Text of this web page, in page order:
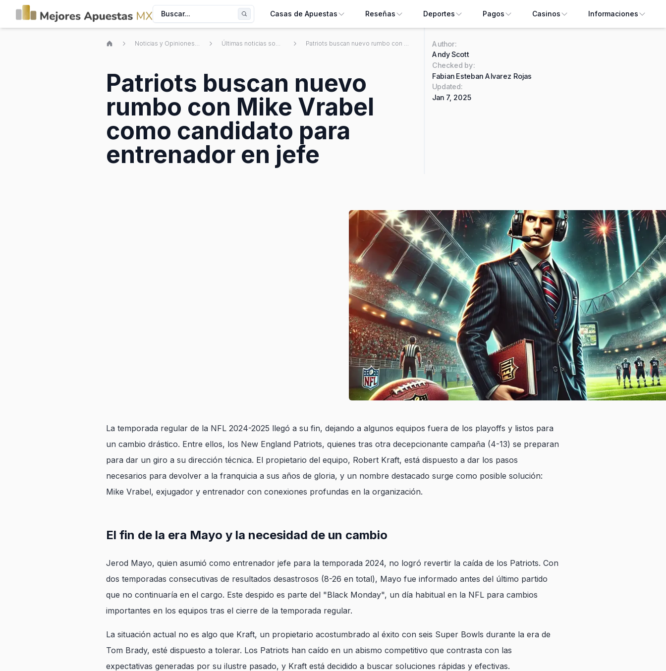
Buscar... Casas de Apuestas Reseñas Deportes Pagos Casinos Informaciones
Noticias y Opiniones de Apuestas Deportivas Mexicanas Últimas noticias sobre apuestas deportivas mexicanas Patriots buscan nuevo rumbo con Mike Vrabel como candidato para entrenador en jefe
Patriots buscan nuevo
rumbo con Mike Vrabel
como candidato para
entrenador en jefe
Author:
Andy Scott
Checked by:
Fabian Esteban Alvarez Rojas
Updated:
Jan 7, 2025
La temporada regular de la NFL 2024-2025 llegó a su fin, dejando a algunos equipos fuera de los playoffs y listos para
un cambio drástico. Entre ellos, los New England Patriots, quienes tras otra decepcionante campaña (4-13) se preparan
para dar un giro a su dirección técnica. El propietario del equipo, Robert Kraft, está dispuesto a dar los pasos
necesarios para devolver a la franquicia a sus años de gloria, y un nombre destacado surge como posible solución:
Mike Vrabel, exjugador y entrenador con conexiones profundas en la organización.
El fin de la era Mayo y la necesidad de un cambio
Jerod Mayo, quien asumió como entrenador jefe para la temporada 2024, no logró revertir la caída de los Patriots. Con
dos temporadas consecutivas de resultados desastrosos (8-26 en total), Mayo fue informado antes del último partido
que no continuaría en el cargo. Este despido es parte del "Black Monday", un día habitual en la NFL para cambios
importantes en los equipos tras el cierre de la temporada regular.
La situación actual no es algo que Kraft, un propietario acostumbrado al éxito con seis Super Bowls durante la era de
Tom Brady, esté dispuesto a tolerar. Los Patriots han caído en un abismo competitivo que contrasta con las
expectativas generadas por su ilustre pasado, y Kraft está decidido a buscar soluciones rápidas y efectivas.